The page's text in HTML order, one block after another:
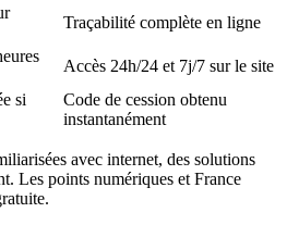
Traçabilité complète en ligne
Accès 24h/24 et 7j/7 sur le site
si
Code de cession obtenu
instantanément
avec internet, des solutions
Les points numériques et France